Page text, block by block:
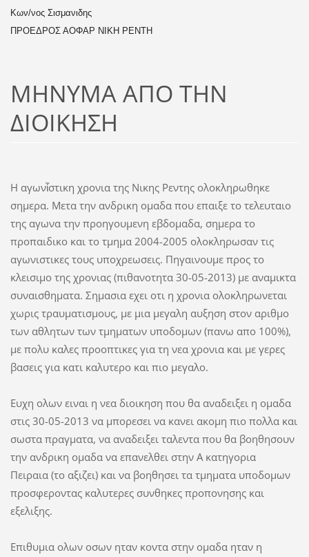
Κων/νος Σισμανιδης
ΠΡΟΕΔΡΟΣ ΑΟΦΑΡ ΝΙΚΗ ΡΕΝΤΗ
ΜΗΝΥΜΑ ΑΠΟ ΤΗΝ
ΔΙΟΙΚΗΣΗ
Η αγωνἶστικη χρονια της Νικης Ρεντης ολοκληρωθηκε
σημερα. Μετα την ανδρικη ομαδα που επαιξε το τελευταιο
της αγωνα την προηγουμενη εβδομαδα, σημερα το
προπαιδικο και το τμημα 2004-2005 ολοκληρωσαν τις
αγωνιστικες τους υποχρεωσεις. Πηγαινουμε προς το
κλεισιμο της χρονιας (πιθανοτητα 30-05-2013) με αναμικτα
συναισθηματα. Σημασια εχει οτι η χρονια ολοκληρωνεται
χωρις τραυματισμους, με μια μεγαλη αυξηση στον αριθμο
των αθλητων των τμηματων υποδομων (πανω απο 100%),
με πολυ καλες προοπτικες για τη νεα χρονια και με γερες
βασεις για κατι καλυτερο και πιο μεγαλο.
Ευχη ολων ειναι η νεα διοικηση που θα αναδειξει η ομαδα
στις 30-05-2013 να μπορεσει να κανει ακομη πιο πολλα και
σωστα πραγματα, να αναδειξει ταλεντα που θα βοηθησουν
την ανδρικη ομαδα να επανελθει στην Α κατηγορια
Πειραια(το αξιζει) και να βοηθησει τα τμηματα υποδομων
προσφεροντας καλυτερες συνθηκες προπονησης και
εξελιξης.
Επιθυμια ολων οσων ηταν κοντα στην ομαδα ηταν η